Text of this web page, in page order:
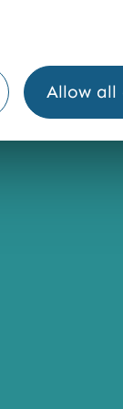
Allow all
PRESSE PRO